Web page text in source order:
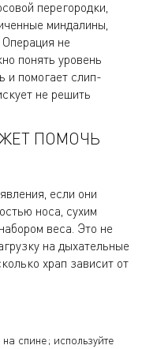
перегородки,
миндалины,
не
понять уровень
и помогает слип-
не решить
ПОМОЧЬ
если они
носа, сухим
веса. Это не
на дыхательные
храп зависит от
спине; используйте